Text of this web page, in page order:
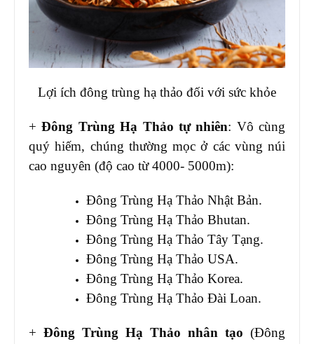
Lợi ích đông trùng hạ thảo đối với sức khỏe
+Đông Trùng Hạ Thảo tự nhiên: Vô cùng
quý hiếm, chúng thường mọc ở các vùng núi
cao nguyên (độ cao từ 4000- 5000m):
Đông Trùng Hạ Thảo Nhật Bản.
Đông Trùng Hạ Thảo Bhutan.
Đông Trùng Hạ Thảo Tây Tạng.
Đông Trùng Hạ Thảo USA.
Đông Trùng Hạ Thảo Korea.
Đông Trùng Hạ Thảo Đài Loan.
+ Đông Trùng Hạ Thảo nhân tạo (Đông